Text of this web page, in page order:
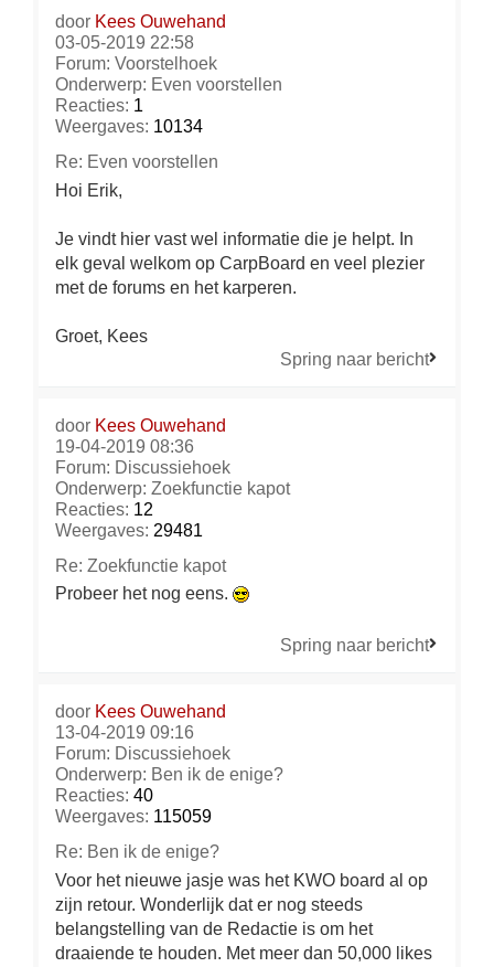
door Kees Ouwehand
03-05-2019 22:58
Forum: Voorstelhoek
Onderwerp: Even voorstellen
Reacties: 1
Weergaves: 10134
Re: Even voorstellen
Hoi Erik,
Je vindt hier vast wel informatie die je helpt. In
elk geval welkom op CarpBoard en veel plezier
met de forums en het karperen.
Groet, Kees
Spring naar bericht
door Kees Ouwehand
19-04-2019 08:36
Forum: Discussiehoek
Onderwerp: Zoekfunctie kapot
Reacties: 12
Weergaves: 29481
Re: Zoekfunctie kapot
Probeer het nog eens.
Spring naar bericht
door Kees Ouwehand
13-04-2019 09:16
Forum: Discussiehoek
Onderwerp: Ben ik de enige?
Reacties: 40
Weergaves: 115059
Re: Ben ik de enige?
Voor het nieuwe jasje was het KWO board al op
zijn retour. Wonderlijk dat er nog steeds
belangstelling van de Redactie is om het
draaiende te houden. Met meer dan 50,000 likes